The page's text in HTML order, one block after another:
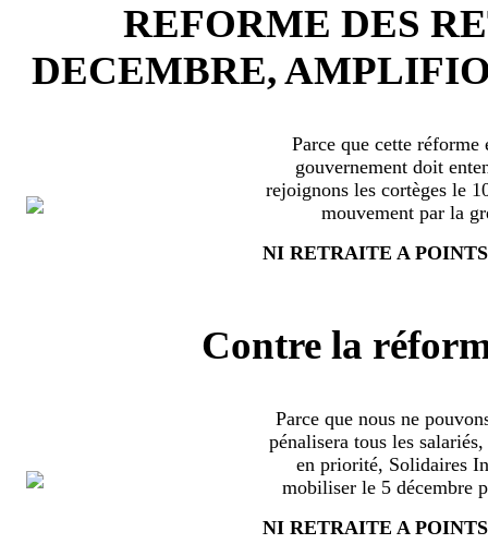
REFORME DES
DECEMBRE,
Parce que cette
gouvernement doit
rejoignons les cortèges le
mouvement par la
NI RETRAITE A
Contre la
Parce que nous ne
pénalisera tous les
en priorité, Solidaires
mobiliser le 5 décembre
NI RETRAITE A